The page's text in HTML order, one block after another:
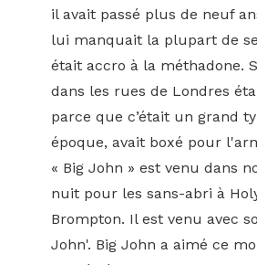
il avait passé plus de neuf
lui manquait la plupart de
était accro à la méthadone.
dans les rues de Londres
parce que c’était un grand
époque, avait boxé pour
« Big John » est venu dans
nuit pour les sans-abri à
Brompton. Il est venu avec
John'. Big John a aimé ce